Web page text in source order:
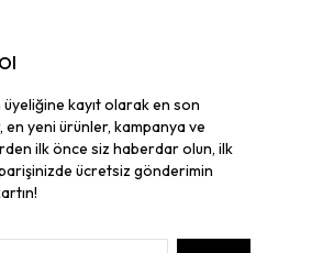
kayıt olarak en son
en yeni ürünler, kampanya ve
ilk önce siz haberdar olun, ilk
ücretsiz gönderimin